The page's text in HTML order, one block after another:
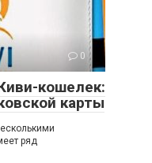
0
кошелек:
карты
ряд